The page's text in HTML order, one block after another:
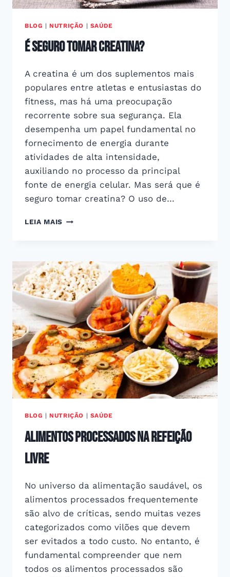
BLOG |NUTRIÇÃO | SAÚDE
É seguro tomar creatina?
A creatina é um dos suplementos mais
populares entre atletas e entusiastas do
fitness, mas há uma preocupação
recorrente sobre sua segurança. Ela
desempenha um papel fundamental no
fornecimento de energia durante
atividades de alta intensidade,
auxiliando no processo da principal
fonte de energia celular. Mas será que é
seguro tomar creatina? O uso de…
LEIA MAIS É
BLOG |NUTRIÇÃO | SAÚDE
Alimentos processados na refeição
livre
No universo da alimentação saudável, os
alimentos processados frequentemente
são alvo de críticas, sendo muitas vezes
categorizados como vilões que devem
ser evitados a todo custo. No entanto, é
fundamental compreender que nem
todos os alimentos processados são